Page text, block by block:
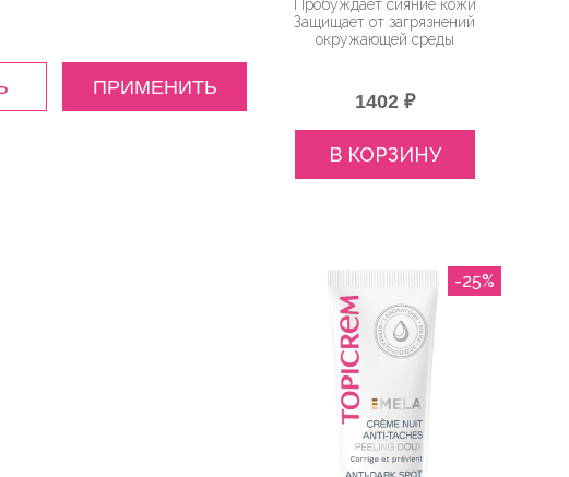
ПРИМЕНИТЬ
Пробуждает сияние кожи
Защищает от загрязнений
окружающей среды
1402 ₽
В КОРЗИНУ
-25%